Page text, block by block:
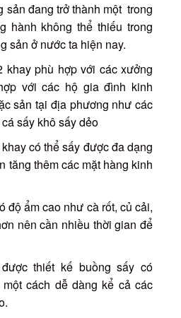
sản đang trở thành một trong
hành không thể thiếu trong
sản ở nước ta hiện nay.
phù hợp với các xưởng
với các hộ gia đình kinh
sản tại địa phương như các
sấy khô sấy dẻo
có thể sấy được đa dạng
tăng thêm các mặt hàng kinh
độ ẩm cao như cà rốt, củ cải,
nên cần nhiều thời gian để
thiết kế buồng sấy có
cách dễ dàng kể cả các